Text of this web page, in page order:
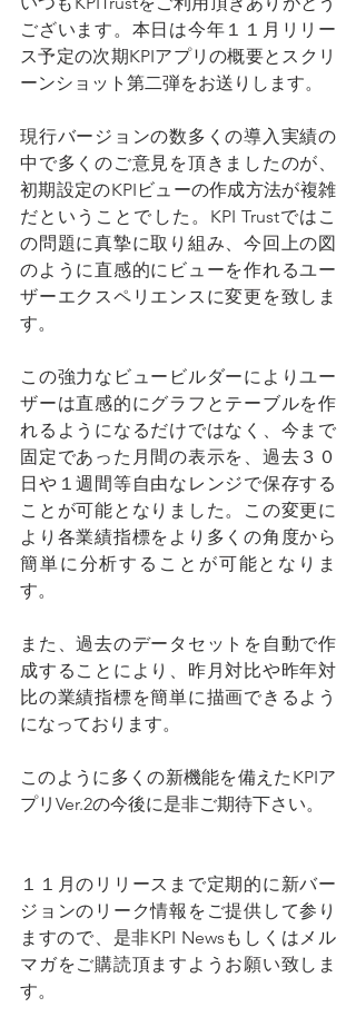
ございます。本日は今年１１月リリー
ス予定の次期KPIアプリの概要とスクリ
ーンショット第二弾をお送りします。
現行バージョンの数多くの導入実績の
中で多くのご意見を頂きましたのが、
初期設定のKPIビューの作成方法が複雑
だということでした。KPI Trustではこ
の問題に真摯に取り組み、今回上の図
のように直感的にビューを作れるユー
ザーエクスペリエンスに変更を致しま
す。
この強力なビュービルダーによりユー
ザーは直感的にグラフとテーブルを作
れるようになるだけではなく、今まで
固定であった月間の表示を、過去３０
日や１週間等自由なレンジで保存する
ことが可能となりました。この変更に
より各業績指標をより多くの角度から
簡単に分析することが可能となりま
す。
また、過去のデータセットを自動で作
成することにより、昨月対比や昨年対
比の業績指標を簡単に描画できるよう
になっております。
このように多くの新機能を備えたKPIア
プリVer.2の今後に是非ご期待下さい。
１１月のリリースまで定期的に新バー
ジョンのリーク情報をご提供して参り
ますので、是非KPI Newsもしくはメル
マガをご購読頂ますようお願い致しま
す。